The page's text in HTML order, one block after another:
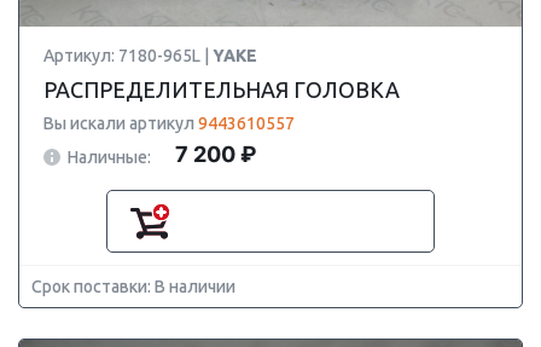
Артикул: 7180-965L | YAKE
РАСПРЕДЕЛИТЕЛЬНАЯ ГОЛОВКА
Вы искали артикул 9443610557
Наличные:
7 200 ₽
Срок поставки: В наличии